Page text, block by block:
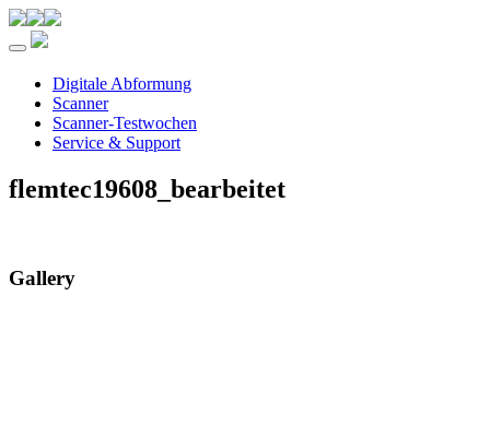
Toggle navigation
Digitale Abformung
Scanner
Scanner-Testwochen
Service & Support
flemtec19608_bearbeitet
Gallery